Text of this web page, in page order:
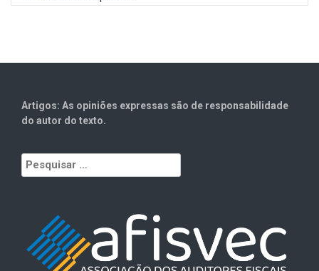
Artigos: As opiniões expressas são de responsabilidade
do autor do texto.
Pesquisar
por: